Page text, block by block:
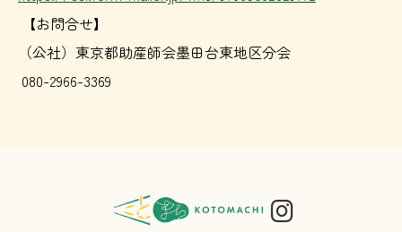
【お問合せ】
（公社）東京都助産師会墨田台東地区分会
080-2966-3369